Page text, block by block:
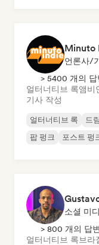
Minuto
언론사/
> 5400 개의 답
얼터너티브 록앰비
기사 작성
얼터너티브 록 드
팝 펑크
포스트 펑
소셜 미
> 800 개의 답
얼터너티브 록브라